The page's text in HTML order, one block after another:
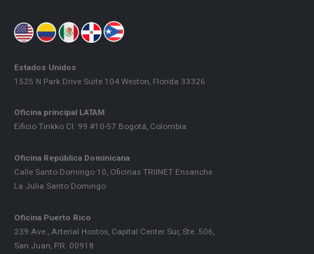
Estados Unidos
1525 N Park Drive Suite 104 Weston, Florida 33326
Oficina principal LATAM
Eificio Tinkko Cl. 99 #10-57 Bogotá, Colombia
Oficina República Dominicana
Calle Santo Domingo 10, Oficinas TRIINET Ensanche
La Julia Santo Domingo
Oficina Puerto Rico
239 Ave., Arterial Hostos, Capital Center Sur, Ste. 506,
San Juan, P.R. 00918